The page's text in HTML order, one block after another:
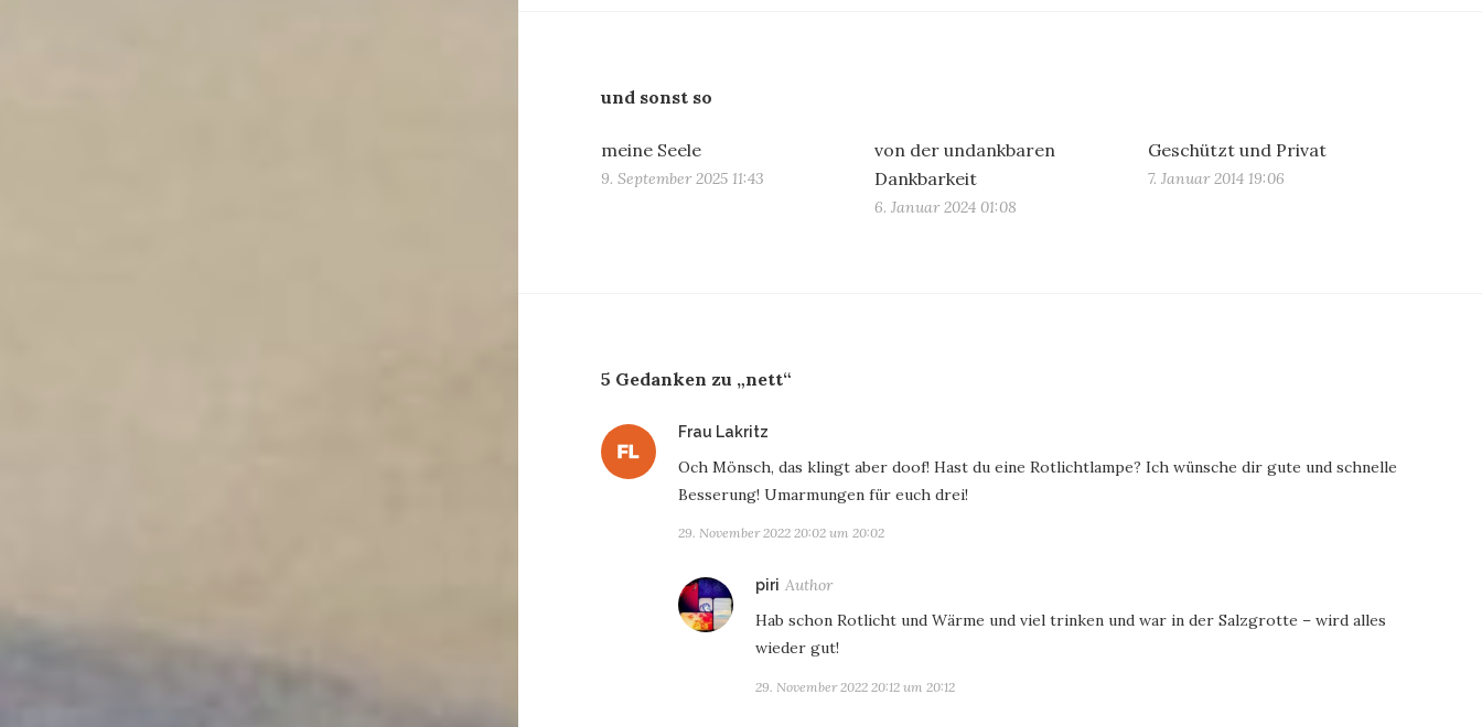
und sonst so
meine Seele
9. September 2025 11:43
von der undankbaren
Dankbarkeit
6. Januar 2024 01:08
Geschützt und Privat
7. Januar 2014 19:06
5 Gedanken zu „nett“
Frau Lakritz
Och Mönsch, das klingt aber doof! Hast du eine Rotlichtlampe? Ich wünsche dir gute und schnelle
Besserung! Umarmungen für euch drei!
29. November 2022 20:02 um 20:02
piri sagt:
Hab schon Rotlicht und Wärme und viel trinken und war in der Salzgrotte – wird alles
wieder gut!
29. November 2022 20:12 um 20:12